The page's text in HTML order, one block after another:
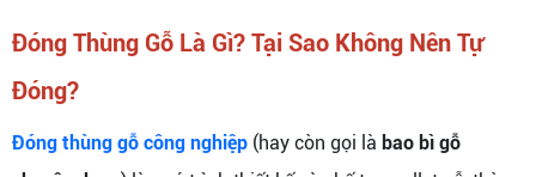
Đóng Thùng Gỗ Là Gì? Tại Sao Không Nên Tự
Đóng?
Đóng thùng gỗ công nghiệp (hay còn gọi là bao bì gỗ